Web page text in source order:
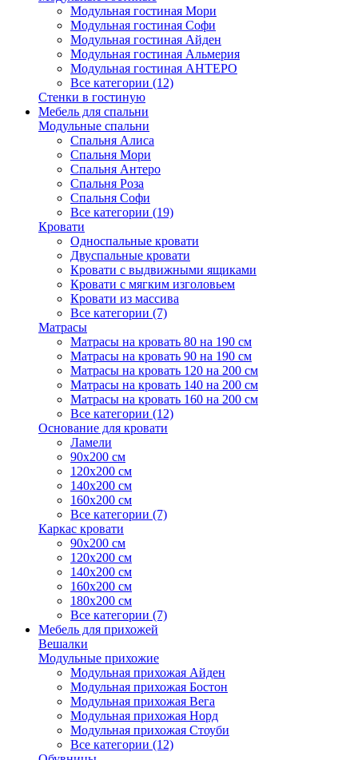
Модульная гостиная Мори
Модульная гостиная Софи
Модульная гостиная Айден
Модульная гостиная Альмерия
Модульная гостиная АНТЕРО
Все категории (12)
Стенки в гостиную
Мебель для спальни
Модульные спальни
Спальня Алиса
Спальня Мори
Спальня Антеро
Спальня Роза
Спальня Софи
Все категории (19)
Кровати
Односпальные кровати
Двуспальные кровати
Кровати с выдвижными ящиками
Кровати с мягким изголовьем
Кровати из массива
Все категории (7)
Матрасы
Матрасы на кровать 80 на 190 см
Матрасы на кровать 90 на 190 см
Матрасы на кровать 120 на 200 см
Матрасы на кровать 140 на 200 см
Матрасы на кровать 160 на 200 см
Все категории (12)
Основание для кровати
Ламели
90х200 см
120х200 см
140х200 см
160х200 см
Все категории (7)
Каркас кровати
90х200 см
120х200 см
140х200 см
160х200 см
180х200 см
Все категории (7)
Мебель для прихожей
Вешалки
Модульные прихожие
Модульная прихожая Айден
Модульная прихожая Бостон
Модульная прихожая Вега
Модульная прихожая Норд
Модульная прихожая Стоуби
Все категории (12)